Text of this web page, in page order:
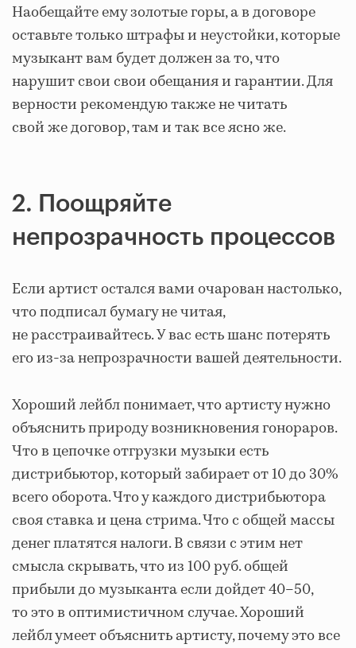
Наобещайте ему золотые горы, а в договоре
оставьте только штрафы и неустойки, которые
музыкант вам будет должен за то, что
нарушит свои свои обещания и гарантии. Для
верности рекомендую также не читать
свой же договор, там и так все ясно же.
2. Поощряйте
непрозрачность процессов
Если артист остался вами очарован настолько,
что подписал бумагу не читая,
не расстраивайтесь. У вас есть шанс потерять
его из-за непрозрачности вашей деятельности.
Хороший лейбл понимает, что артисту нужно
объяснить природу возникновения гонораров.
Что в цепочке отгрузки музыки есть
дистрибьютор, который забирает от 10 до 30%
всего оборота. Что у каждого дистрибьютора
своя ставка и цена стрима. Что с общей массы
денег платятся налоги. В связи с этим нет
смысла скрывать, что из 100 руб. общей
прибыли до музыканта если дойдет 40–50,
то это в оптимистичном случае. Хороший
лейбл умеет объяснить артисту, почему это все